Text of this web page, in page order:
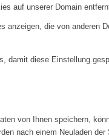
auf unserer Domain
anzeigen, die von anderen
damit diese Einstellung
von Ihnen speichern,
nach einem Neuladen der